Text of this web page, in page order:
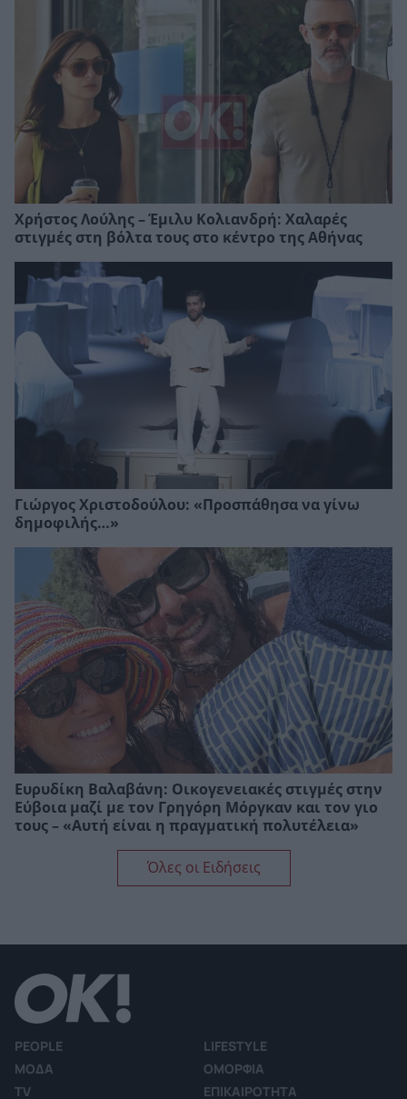
Χρήστος Λούλης – Έμιλυ Κολιανδρή: Χαλαρές
στιγμές στη βόλτα τους στο κέντρο της Αθήνας
Γιώργος Χριστοδούλου: «Προσπάθησα να γίνω
δημοφιλής…»
Ευρυδίκη Βαλαβάνη: Οικογενειακές στιγμές στην
Εύβοια μαζί με τον Γρηγόρη Μόργκαν και τον γιο
τους – «Αυτή είναι η πραγματική πολυτέλεια»
Όλες οι Ειδήσεις
PEOPLE
LIFESTYLE
ΜΟΔΑ
ΟΜΟΡΦΙΑ
TV
ΕΠΙΚΑΙΡΟΤΗΤΑ